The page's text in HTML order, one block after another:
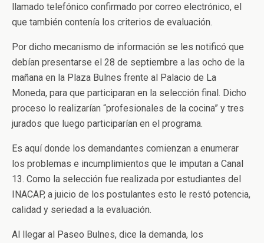
llamado telefónico confirmado por correo electrónico, el
que también contenía los criterios de evaluación.
Por dicho mecanismo de información se les notificó que
debían presentarse el 28 de septiembre a las ocho de la
mañana en la Plaza Bulnes frente al Palacio de La
Moneda, para que participaran en la selección final. Dicho
proceso lo realizarían “profesionales de la cocina” y tres
jurados que luego participarían en el programa.
Es aquí donde los demandantes comienzan a enumerar
los problemas e incumplimientos que le imputan a Canal
13. Como la selección fue realizada por estudiantes del
INACAP, a juicio de los postulantes esto le restó potencia,
calidad y seriedad a la evaluación.
Al llegar al Paseo Bulnes, dice la demanda, los